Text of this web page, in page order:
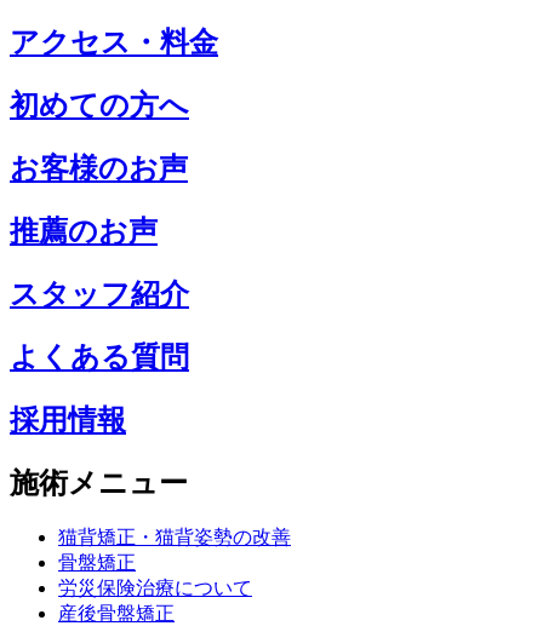
アクセス・料金
初めての方へ
お客様のお声
推薦のお声
スタッフ紹介
よくある質問
採用情報
施術メニュー
猫背矯正・猫背姿勢の改善
骨盤矯正
労災保険治療について
産後骨盤矯正